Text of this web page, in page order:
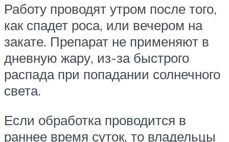
Работу проводят утром после того,
как спадет роса, или вечером на
закате. Препарат не применяют в
дневную жару, из-за быстрого
распада при попадании солнечного
света.
Если обработка проводится в
раннее время суток, то владельцы